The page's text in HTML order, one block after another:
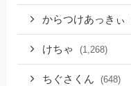
からつけあっきぃ
けちゃ (1,268)
ちぐさくん (648)